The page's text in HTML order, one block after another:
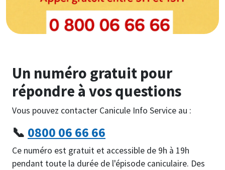
Un numéro gratuit pour
répondre à vos questions
Vous pouvez contacter Canicule Info Service au :
📞 0800 06 66 66
Ce numéro est gratuit et accessible de 9h à 19h
pendant toute la durée de l'épisode caniculaire. Des